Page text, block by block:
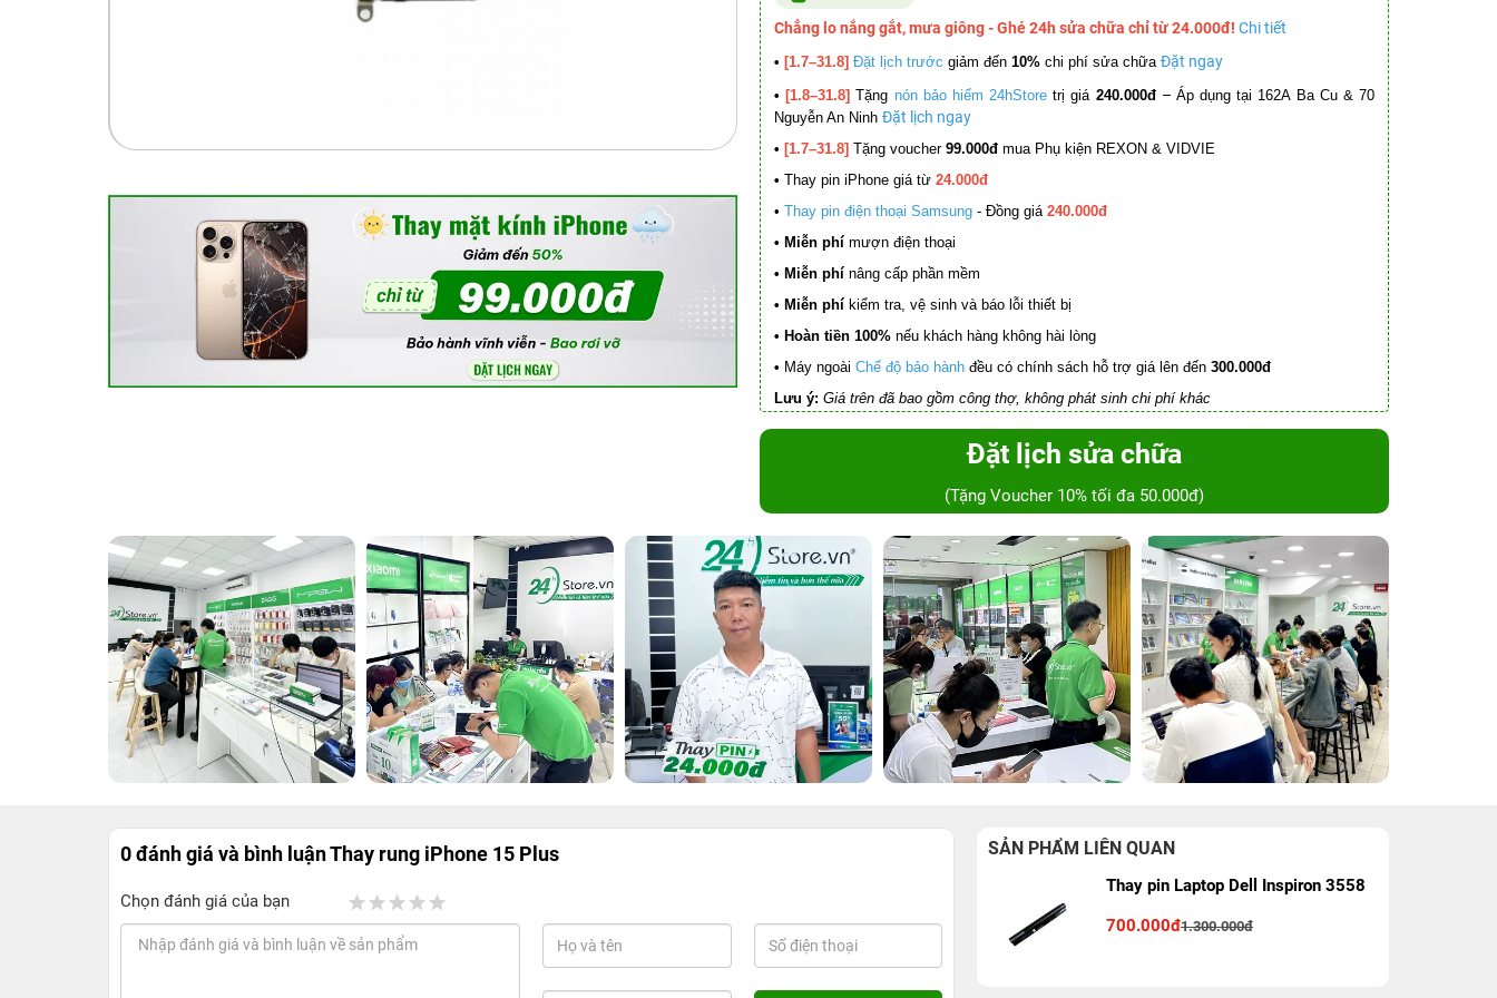
Chẳng lo nắng gắt, mưa giông - Ghé 24h sửa chữa chỉ từ 24.000đ! Chi tiết
• [1.7–31.8] Đặt lịch trước giảm đến 10% chi phí sửa chữa Đặt ngay
• [1.8–31.8] Tặng nón bảo hiểm 24hStore trị giá 240.000đ – Áp dụng tại 162A Ba Cu & 70
Nguyễn An Ninh Đặt lịch ngay
• [1.7–31.8] Tặng voucher 99.000đ mua Phụ kiện REXON & VIDVIE
• Thay pin iPhone giá từ 24.000đ
• Thay pin điện thoại Samsung - Đồng giá 240.000đ
• Miễn phí mượn điện thoại
• Miễn phí nâng cấp phần mềm
• Miễn phí kiểm tra, vệ sinh và báo lỗi thiết bị
• Hoàn tiền 100% nếu khách hàng không hài lòng
• Máy ngoài Chế độ bảo hành đều có chính sách hỗ trợ giá lên đến 300.000đ
Lưu ý: Giá trên đã bao gồm công thợ, không phát sinh chi phí khác
Đặt lịch sửa chữa
(Tặng Voucher 10% tối đa 50.000đ)
0 đánh giá và bình luậnThay rung iPhone 15 Plus
Chọn đánh giá của bạn
SẢN PHẨM LIÊN QUAN
Thay pin Laptop Dell Inspiron 3558
700.000đ1.300.000đ